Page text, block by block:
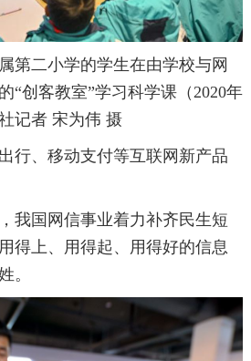
二小学的学生在由学校与网
“创客教室”学习科学课（2020年
记者 宋为伟 摄
、移动支付等互联网新产品
国网信事业着力补齐民生短
得上、用得起、用得好的信息
。